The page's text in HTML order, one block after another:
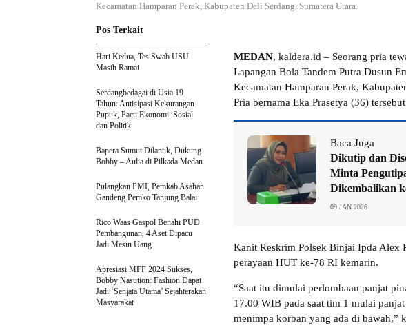
Kecamatan Hamparan Perak, Kabupaten Deli Serdang, Sumatera Utara.
MEDAN, kaldera.id – Seorang pria
Lapangan Bola Tandem Putra Dusun
Kecamatan Hamparan Perak,
Pria bernama Eka Prasetya (36)
Baca Juga
Dikutip dan
Minta
Dikembalikan
09 JAN 2026
Kanit Reskrim Polsek Binjai Ipda Alex
perayaan HUT ke-78 RI kemarin.
“Saat itu dimulai perlombaan panjat
17.00 WIB pada saat tim 1 mulai
menimpa korban yang ada di bawah,”
Pos Terkait
Hari Kedua, Tes Swab USU
Masih Ramai
Serdangbedagai di Usia 19
Tahun: Antisipasi Kekurangan
Pupuk, Pacu Ekonomi, Sosial
dan Politik
Bapera Sumut Dilantik, Dukung
Bobby – Aulia di Pilkada Medan
Pulangkan PMI, Pemkab Asahan
Gandeng Pemko Tanjung Balai
Rico Waas Gaspol Benahi PUD
Pembangunan, 4 Aset Dipacu
Jadi Mesin Uang
Apresiasi MFF 2024 Sukses,
Bobby Nasution: Fashion Dapat
Jadi ‘Senjata Utama’ Sejahterakan
Masyarakat